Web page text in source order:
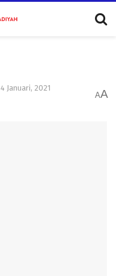
4 Januari, 2021
AA